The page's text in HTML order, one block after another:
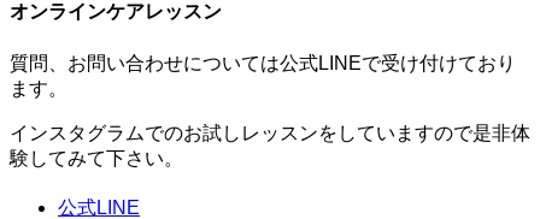
オンラインケアレッスン
質問、お問い合わせについては公式LINEで受け付けており
ます。
インスタグラムでのお試しレッスンをしていますので是非体
験してみて下さい。
公式LINE